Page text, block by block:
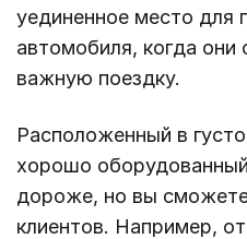
уединенное место для
автомобиля, когда они
важную поездку.
Расположенный в
хорошо
дороже, но вы
клиентов. Например,